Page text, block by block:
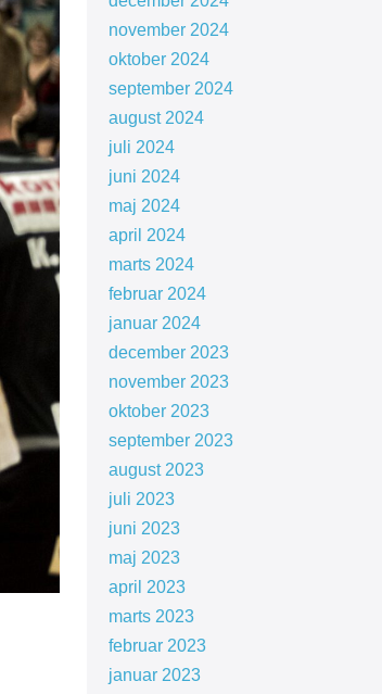
november 2024
oktober 2024
september 2024
august 2024
juli 2024
juni 2024
maj 2024
april 2024
marts 2024
februar 2024
januar 2024
december 2023
november 2023
oktober 2023
september 2023
august 2023
juli 2023
juni 2023
maj 2023
april 2023
marts 2023
februar 2023
januar 2023